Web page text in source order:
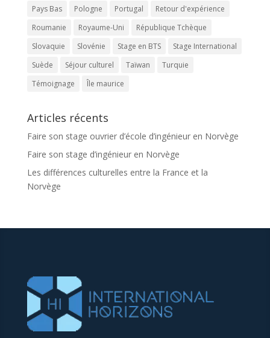
Pays Bas
Pologne Portugal
Retour d'expérience
Roumanie
Royaume-Uni
République Tchèque
Slovaquie
Slovénie Stage en BTS
Stage International
Suède
Séjour culturel Taïwan
Turquie
Témoignage
Île maurice
Articles récents
Faire son stage ouvrier d’école d’ingénieur en Norvège
Faire son stage d’ingénieur en Norvège
Les différences culturelles entre la France et la
Norvège